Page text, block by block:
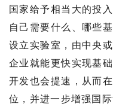
国家给予相当大的投
自己需要什么、哪些
设立实验室，由中央
企业就能更快实现基
开发也会提速，从而
位，并进一步增强国际